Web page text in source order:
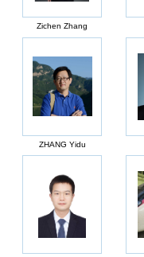
Zichen Zhang
ZHANG Yidu